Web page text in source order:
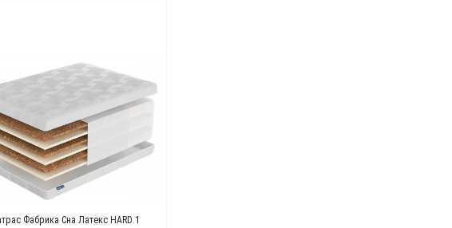
Фабрика Сна Латекс HARD 1